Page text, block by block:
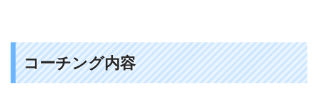
コーチング内容